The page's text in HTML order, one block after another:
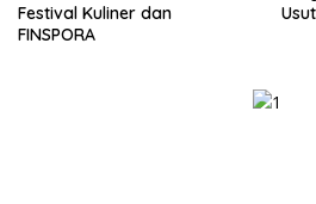
Festival Kuliner dan
FINSPORA